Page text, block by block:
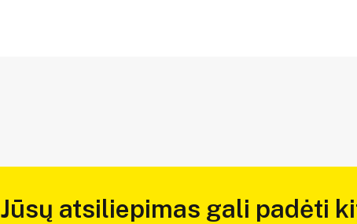
Jūsų atsiliepimas gali padėti